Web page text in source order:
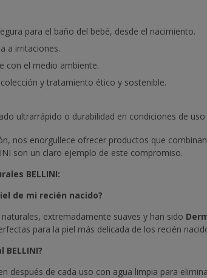
para el baño del bebé, desde el nacimiento.
a irritaciones.
con el medio ambiente.
y tratamiento ético y sostenible.
ultrarrápido o durabilidad en condiciones de
nos enorgullece ofrecer productos que
son un claro ejemplo de este compromiso.
BELLINI:
de mi recién nacido?
extremadamente suaves y han sido
para la piel más delicada de los recién
después de cada uso con agua limpia para